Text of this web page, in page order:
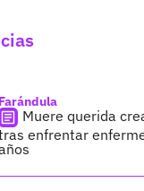
Farándula
Muere querida
enfrentar